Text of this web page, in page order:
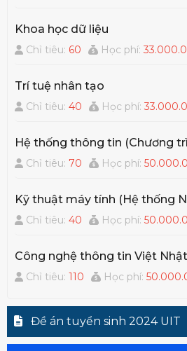
Khoa học dữ liệu
Chỉ tiêu: 60 Học phí:
Trí tuệ nhân tạo
Chỉ tiêu:40 Học phí:
Hệ thống thông tin (Chương
Chỉ tiêu: 70 Học phí:
Kỹ thuật máy tính (Hệ thống
Chỉ tiêu:40 Học phí:
Công nghệ thông tin Việt Nhật
Chỉ tiêu:110 Học phí:
Đề án tuyển sinh 2024 UIT